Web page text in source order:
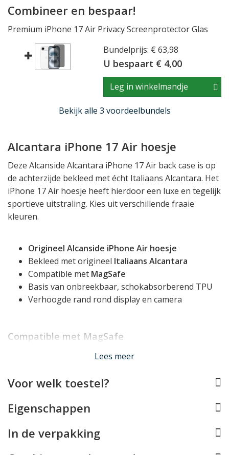
Combineer en bespaar!
Premium iPhone 17 Air Privacy Screenprotector Glas
Bundelprijs: € 63,98
U bespaart € 4,00
Leg in winkelmandje
Bekijk alle 3 voordeelbundels
Alcantara iPhone 17 Air hoesje
Deze Alcanside Alcantara iPhone 17 Air back case is op
de achterzijde bekleed met écht Italiaans Alcantara. Het
iPhone 17 Air hoesje heeft hierdoor een luxe en tegelijk
sportieve uitstraling. Kies uit verschillende fraaie
kleuren.
Origineel Alcanside iPhone Air hoesje
Bekleed met origineel Italiaans Alcantara
Compatible met MagSafe
Basis van onbreekbaar, schokabsorberend TPU
Verhoogde rand rond display en camera
Compatible met MagSafe
Deze Alcantara iPhone 17 Air case is volledig
hoes is een magnetische ring verwerkt die perfect met
werkt, zoals houders, wallets en stands.
Tip : Alcanside heeft een perfect bij deze case passende
Alcantara MagSafe Wallet
Lees meer
Voor welk toestel?
Eigenschappen
In de verpakking